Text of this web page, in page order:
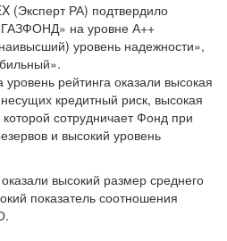
(Эксперт РА) подтвердило
на уровне А++
уровень надежности»,
рейтинга оказали высокая
кредитный риск, высокая
сотрудничает Фонд при
и высокий уровень
высокий размер среднего
показатель соотношения